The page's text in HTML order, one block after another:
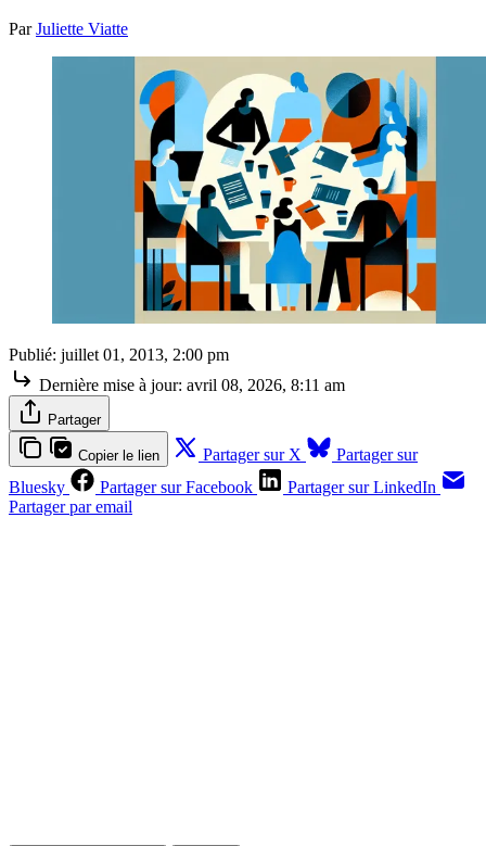
Par Juliette Viatte
Publié: juillet 01, 2013, 2:00 pm
Dernière mise à jour: avril 08, 2026, 8:11 am
Partager
Copier le lien Partager sur X
Partager sur
Bluesky
Partager sur Facebook
Partager sur LinkedIn
Partager par email